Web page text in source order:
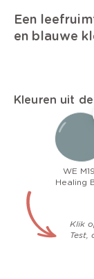
Een
en blauwe
Kleuren uit
WE
Healing
Klik
Test,